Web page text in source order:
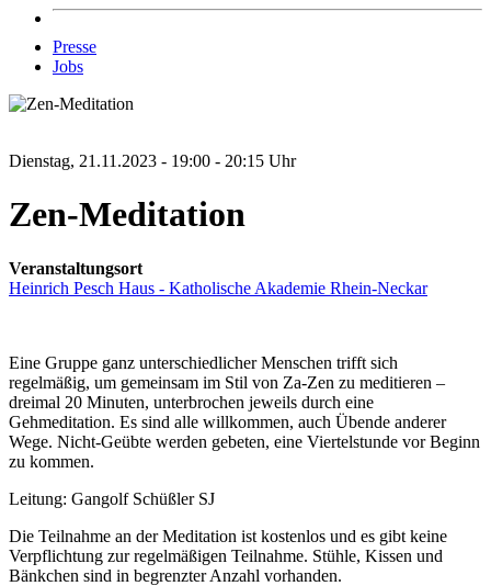
Presse
Jobs
Dienstag, 21.11.2023 - 19:00 - 20:15 Uhr
Zen-Meditation
Veranstaltungsort
Heinrich Pesch Haus - Katholische Akademie Rhein-Neckar
Eine Gruppe ganz unterschiedlicher Menschen trifft sich
regelmäßig, um gemeinsam im Stil von Za-Zen zu meditieren –
dreimal 20 Minuten, unterbrochen jeweils durch eine
Gehmeditation. Es sind alle willkommen, auch Übende anderer
Wege. Nicht-Geübte werden gebeten, eine Viertelstunde vor Beginn
zu kommen.
Leitung: Gangolf Schüßler SJ
Die Teilnahme an der Meditation ist kostenlos und es gibt keine
Verpflichtung zur regelmäßigen Teilnahme. Stühle, Kissen und
Bänkchen sind in begrenzter Anzahl vorhanden.